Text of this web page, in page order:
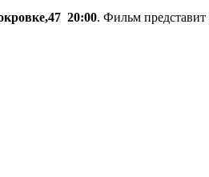
20:00. Фильм представит